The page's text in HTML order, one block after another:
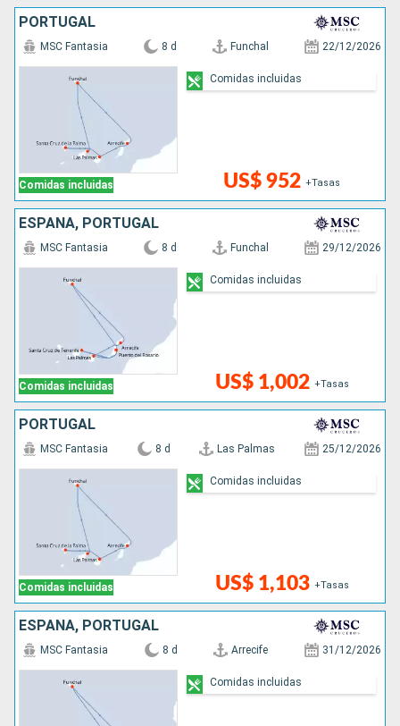
PORTUGAL
Comidas incluidas
MSC Fantasia 8 d Funchal 22/12/2026
US$ 952 +Tasas
Comidas incluidas
ESPAÑA, PORTUGAL
Comidas incluidas
MSC Fantasia 8 d Funchal 29/12/2026
US$ 1,002 +Tasas
Comidas incluidas
PORTUGAL
Comidas incluidas
MSC Fantasia 8 d Las Palmas 25/12/2026
US$ 1,103 +Tasas
Comidas incluidas
ESPAÑA, PORTUGAL
MSC Fantasia 8 d Arrecife 31/12/2026
Comidas incluidas